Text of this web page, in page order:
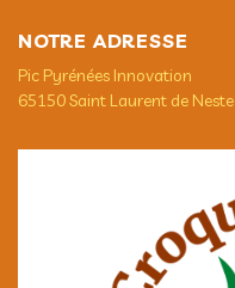
NOTRE ADRESSE
Pic Pyrénées Innovation
65150 Saint Laurent de Neste